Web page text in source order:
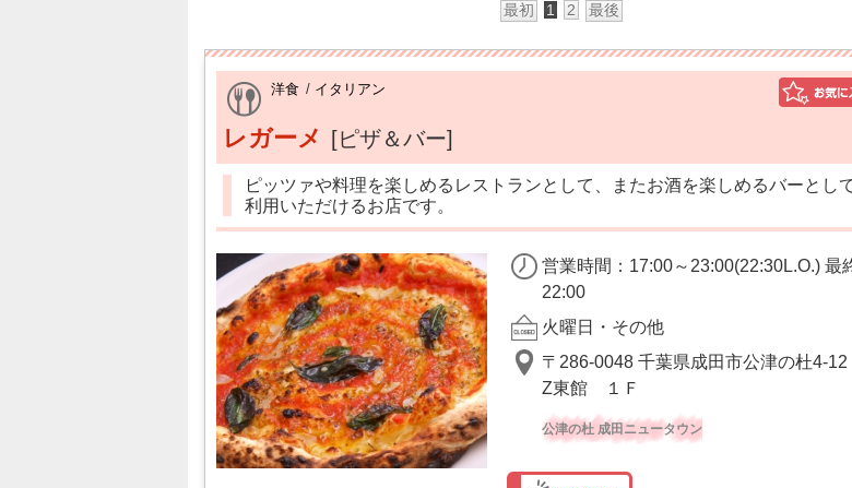
最初 1 2 最後
洋食 / イタリアン
レガーメ [ピザ＆バー]
ピッツァや料理を楽しめるレストランとして、またお酒を楽しめるバーとし
利用いただけるお店です。
営業時間：17:00～23:00(22:30L.O.) 最
22:00
火曜日・その他
〒286-0048 千葉県成田市公津の杜4-
Z東館 １Ｆ
公津の杜 成田ニュータウン